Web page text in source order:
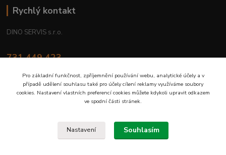
Rychlý kontakt
DINO SERVIS s.r.o.
731 449 423
prodejna@dinoservis.cz
Pro základní funkčnost, zpříjemnění používání webu, analytické účely a v
případě udělení souhlasu také pro účely cílení reklamy využíváme soubory
cookies. Nastavení vlastních preferencí cookies můžete kdykoli upravit odkazem
ve spodní části stránek.
Nastavení Souhlasím